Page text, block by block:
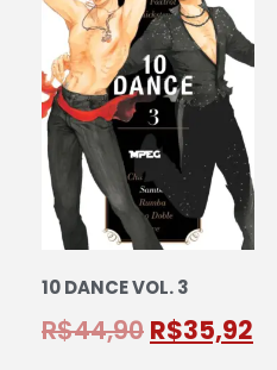
10 DANCE VOL. 3
R$44,90 R$35,92